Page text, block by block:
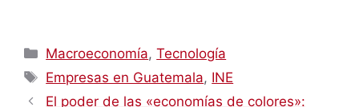
Categorías
Macroeconomía,Tecnología
Etiquetas
Empresas en Guatemala, INE
El poder de las «economías de colores»: